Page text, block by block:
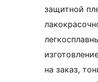
защитной
на заказ,